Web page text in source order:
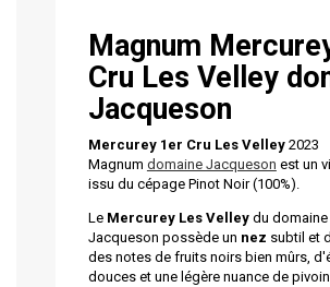
Magnum
Cru Les Velley
Jacqueson
Mercurey 1er Cru Les Velley2023
Magnum domaine Jacqueson est un
issu du cépage Pinot Noir (100%).
Le Mercurey Les Velleydu domaine
Jacqueson possède un nez subtil et
des notes de fruits noirs bien mûrs,
douces et une légère nuance de